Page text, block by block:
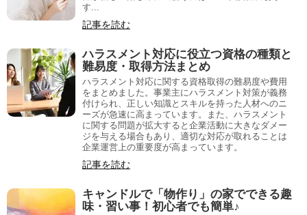
す...
記事を読む
ハラスメント対応に役立つ資格の種類と
難易度・取得方法まとめ
ハラスメント対応に関する資格取得の難易度や費用
をまとめました。事業主にハラスメント対策が義務
付けられ、正しい知識とスキルを持った人材へのニ
ーズが急速に高まっています。また、ハラスメント
に関する問題が拡大すると企業活動に大きなダメー
ジを与える場合もあり、適切な対応が取れることは
企業運営上の重要度が高まっています。
記事を読む
キャンドルで「物作り」の家でできる趣
味・習い事！初心者でも簡単♪